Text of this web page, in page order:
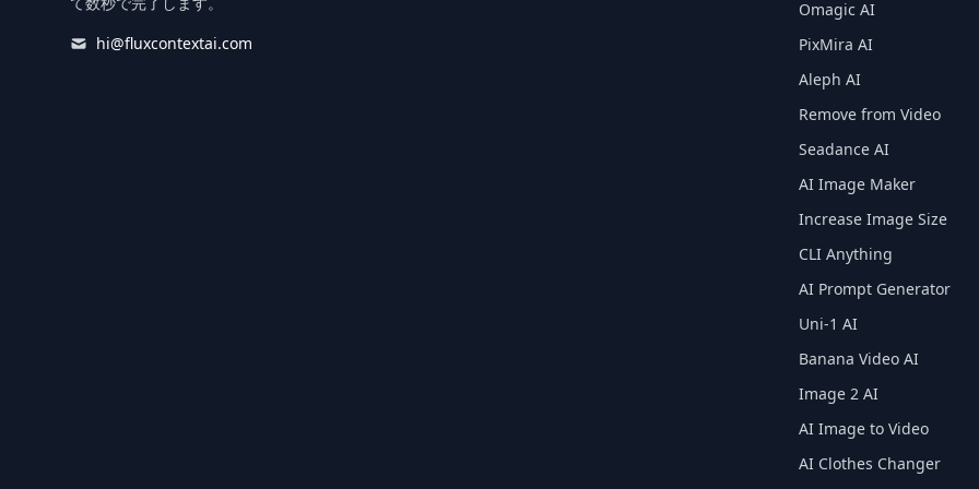
hi@fluxcontextai.com
Omagic AI
PixMira AI
Aleph AI
Remove from Video
Seadance AI
AI Image Maker
Increase Image Size
CLI Anything
AI Prompt Generator
Uni-1 AI
Banana Video AI
Image 2 AI
AI Image to Video
AI Clothes Changer